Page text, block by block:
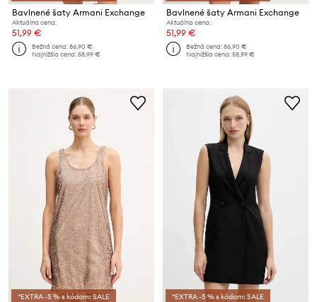
Bavlnené šaty Armani Exchange
Aktuálna cena:
51,99 €
Bežná cena:86,90 €
Najnižšia cena:58,99 €
Bavlnené šaty Armani Exchange
Aktuálna cena:
51,99 €
Bežná cena:86,90 €
Najnižšia cena:58,99 €
*EXTRA -5 % s kódom: SALE *EXTRA -5 % s kódom: SALE